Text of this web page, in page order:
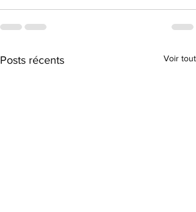
Posts récents Voir tout